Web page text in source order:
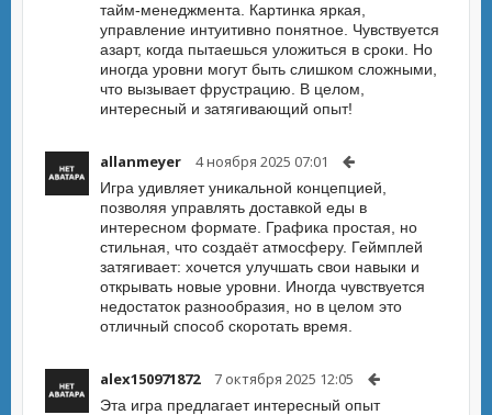
тайм-менеджмента. Картинка яркая,
управление интуитивно понятное. Чувствуется
азарт, когда пытаешься уложиться в сроки. Но
иногда уровни могут быть слишком сложными,
что вызывает фрустрацию. В целом,
интересный и затягивающий опыт!
allanmeyer 4 ноября 2025 07:01
Игра удивляет уникальной концепцией,
позволяя управлять доставкой еды в
интересном формате. Графика простая, но
стильная, что создаёт атмосферу. Геймплей
затягивает: хочется улучшать свои навыки и
открывать новые уровни. Иногда чувствуется
недостаток разнообразия, но в целом это
отличный способ скоротать время.
alex150971872 7 октября 2025 12:05
Эта игра предлагает интересный опыт